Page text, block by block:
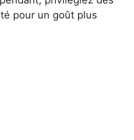
pour un goût plus